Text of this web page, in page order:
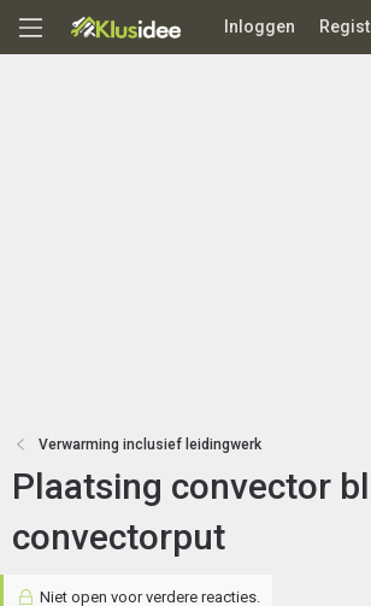
Inloggen
Verwarming inclusief leidingwerk
Plaatsing convector
convectorput
Niet open voor verdere reacties.